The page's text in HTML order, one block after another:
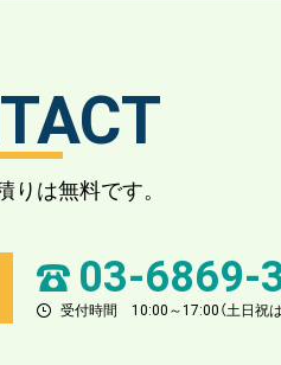
りは無料です。
03-6869-
受付時間 10:00～17:00（土日祝は